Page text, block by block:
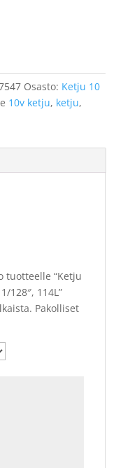
Osasto: Ketju 10
10v ketju, ketju,
tuotteelle “Ketju
128″, 114L”
Pakolliset